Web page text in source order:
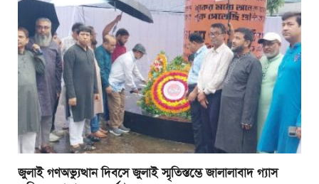
জুলাই গণঅভ্যুত্থান দিবসে জুলাই স্মৃতিস্তম্ভে জালালাবাদ গ্যাস